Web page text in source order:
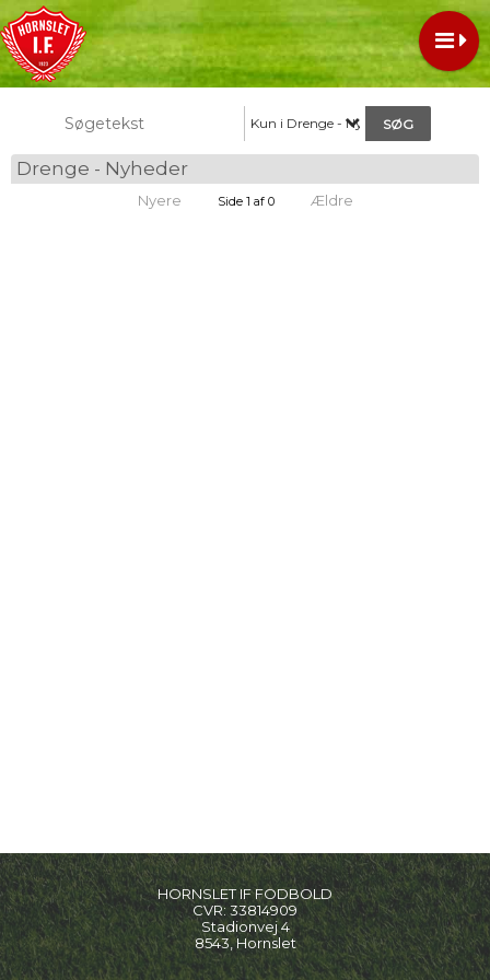
Kun i Drenge - Nyheder
Drenge - Nyheder
Nyere Side 1 af 0 Ældre
HORNSLET IF FODBOLD
CVR:33814909
Stadionvej 4
8543, Hornslet